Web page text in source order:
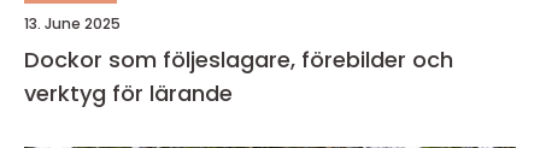
13. June 2025
Dockor som följeslagare, förebilder och
verktyg för lärande